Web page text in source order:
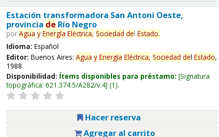
Estación transformadora San Antoni Oeste,
provincia deRío Negro
por Agua y Energía Eléctrica, Sociedad del Estado.
Idioma: Español
Editor: Buenos Aires: Agua y Energía Eléctrica, Sociedad del Estado,
1988
Disponibilidad: Ítems disponibles para préstamo: Signatura
topográfica: 621.374.5/A282/v.4 (1).
Hacer reserva
Agregar al carrito